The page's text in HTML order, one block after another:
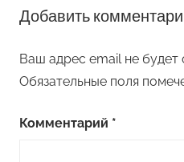
Добавить
Ваш адрес email не будет
Обязательные поля
Комментарий *